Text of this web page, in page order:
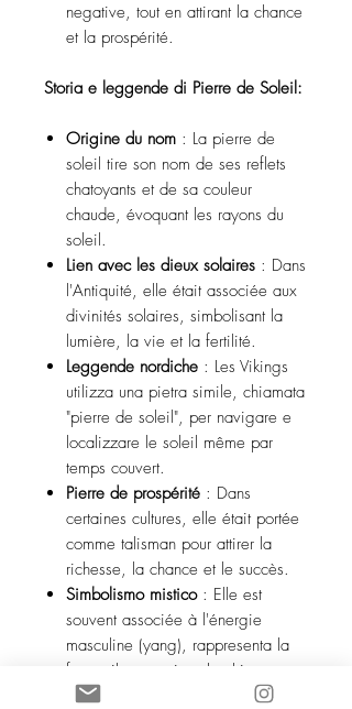
negative, tout en attirant la chance
et la prospérité.
Storia e leggende di Pierre de Soleil:
Origine du nom : La pierre de
soleil tire son nom de ses reflets
chatoyants et de sa couleur
chaude, évoquant les rayons du
soleil.
Lien avec les dieux solaires : Dans
l'Antiquité, elle était associée aux
divinités solaires, simbolisant la
lumière, la vie et la fertilité.
Leggende nordiche : Les Vikings
utilizza una pietra simile, chiamata
"pierre de soleil", per navigare e
localizzare le soleil même par
temps couvert.
Pierre de prospérité : Dans
certaines cultures, elle était portée
comme talisman pour attirer la
richesse, la chance et le succès.
Simbolismo mistico: Elle est
souvent associée à l'énergie
masculine (yang), rappresenta la
forza, il coraggio e la chiarezza
dell'esprit.